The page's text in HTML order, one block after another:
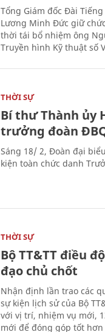
Tổng Giám đốc Đài
Lương Minh Đức giữ
thời tái bổ nhiệm ông
Truyền hình Kỹ thuật số
THỜI SỰ
Bí thư Thành ủy
trưởng đoàn
Sáng 18/ 2, Đoàn đại
kiện toàn chức danh
THỜI SỰ
Bộ TT&TT điều
đạo chủ chốt
Nhận định lần trao các
sự kiện lịch sử của Bộ
với vị trí, nhiệm vụ mới,
mới để đóng góp tốt hơn